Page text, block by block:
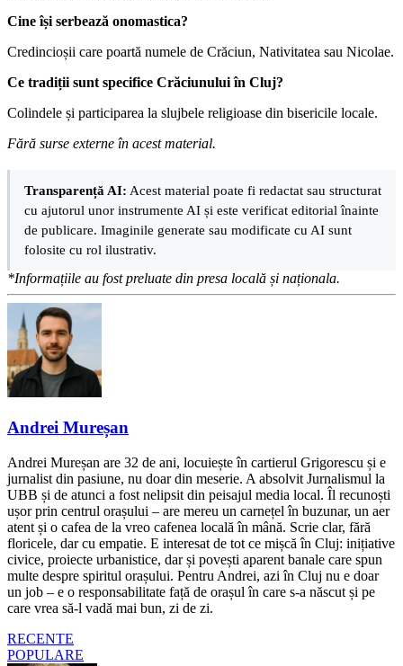
Cine își serbează onomastica?
Credincioșii care poartă numele de Crăciun, Nativitatea sau Nicolae.
Ce tradiții sunt specifice Crăciunului în Cluj?
Colindele și participarea la slujbele religioase din bisericile locale.
Fără surse externe în acest material.
Transparență AI: Acest material poate fi redactat sau structurat
cu ajutorul unor instrumente AI și este verificat editorial înainte
de publicare. Imaginile generate sau modificate cu AI sunt
folosite cu rol ilustrativ.
*Informațiile au fost preluate din presa locală și naționala.
Andrei Mureșan
Andrei Mureșan are 32 de ani, locuiește în cartierul Grigorescu și e
jurnalist din pasiune, nu doar din meserie. A absolvit Jurnalismul la
UBB și de atunci a fost nelipsit din peisajul media local. Îl recunoști
ușor prin centrul orașului – are mereu un carnețel în buzunar, un aer
atent și o cafea de la vreo cafenea locală în mână. Scrie clar, fără
floricele, dar cu empatie. E interesat de tot ce mișcă în Cluj: inițiative
civice, proiecte urbanistice, dar și povești aparent banale care spun
multe despre spiritul orașului. Pentru Andrei, azi în Cluj nu e doar
un job – e o responsabilitate față de orașul în care s-a născut și pe
care vrea să-l vadă mai bun, zi de zi.
RECENTE
POPULARE